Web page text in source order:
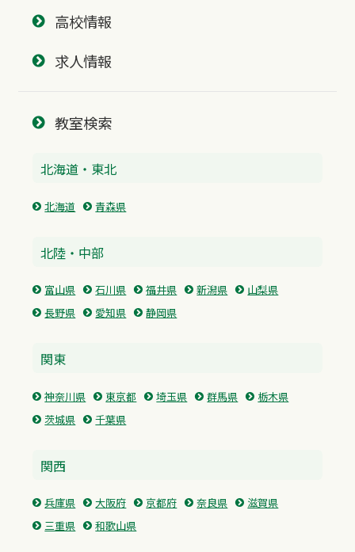
高校情報
求人情報
教室検索
北海道・東北
北海道 青森県
北陸・中部
富山県 石川県 福井県 新潟県
山梨県
長野県
愛知県 静岡県
関東
神奈川県 東京都 埼玉県 群馬県
栃木県
茨城県
千葉県
関西
兵庫県 大阪府 京都府 奈良県
滋賀県
三重県
和歌山県